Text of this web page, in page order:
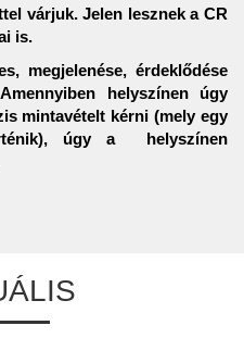
várjuk. Jelen lesznek a CR
is.
megjelenése, érdeklődése
helyszínen úgy
mintavételt kérni (mely egy
úgy a helyszínen